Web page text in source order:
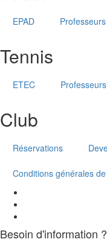
EPAD Professeurs
Tennis
ETEC Professeurs
Club
Réservations
Conditions générales
Besoin d'information ?